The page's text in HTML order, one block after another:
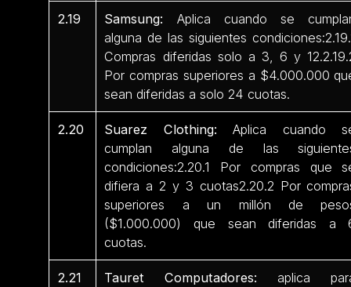
2.19 Samsung: Aplica cuando se
alguna de las siguientes
Compras diferidas solo a 3, 6 y
Por compras superiores a $4.000.000
sean diferidas a solo 24 cuotas.
2.20 Suarez Clothing: Aplica cuando
cumplan alguna de las
condiciones:2.20.1 Por compras que
difiera a 2 y 3 cuotas2.20.2 Por
superiores a un millón de
($1.000.000) que sean diferidas a
cuotas.
2.21 Tauret Computadores: aplica